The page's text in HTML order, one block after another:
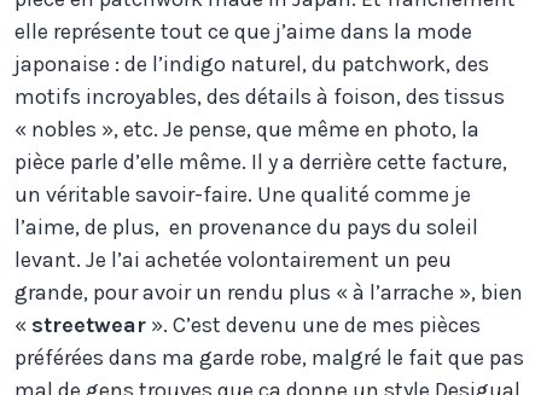
elle représente tout ce que j’aime dans la mode
japonaise : de l’indigo naturel, du patchwork, des
motifs incroyables, des détails à foison, des tissus
« nobles », etc. Je pense, que même en photo, la
pièce parle d’elle même. Il y a derrière cette facture,
un véritable savoir-faire. Une qualité comme je
l’aime, de plus, en provenance du pays du soleil
levant. Je l’ai achetée volontairement un peu
grande, pour avoir un rendu plus « à l’arrache », bien
« streetwear ». C’est devenu une de mes pièces
préférées dans ma garde robe, malgré le fait que pas